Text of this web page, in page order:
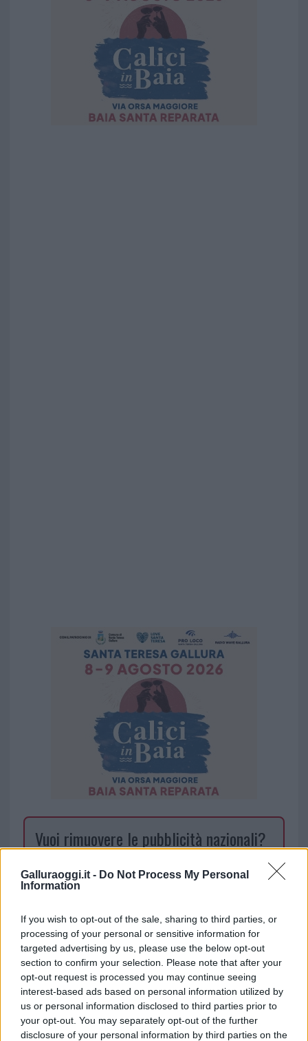
Galluraoggi.it - Do Not Process My Personal
Information
If you wish to opt-out of the sale, sharing to third parties, or
processing of your personal or sensitive information for
targeted advertising by us, please use the below opt-out
section to confirm your selection. Please note that after your
opt-out request is processed you may continue seeing
interest-based ads based on personal information utilized by
us or personal information disclosed to third parties prior to
your opt-out. You may separately opt-out of the further
disclosure of your personal information by third parties on the
Vuoi rimuovere le pubblicità nazionali?
Puoi abbonarti asoli € 1,10 al mese
cliccando
Sei già abbonato?
Puoi effettuare l'accesso andando nella
sezioneLogindal menù del sito o
cliccandoqui